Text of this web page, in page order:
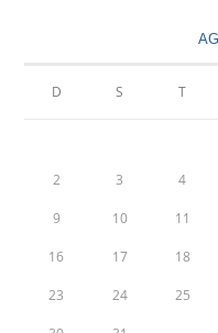
D S T
2 3 4
9 10 11
16 17 18
23 24 25